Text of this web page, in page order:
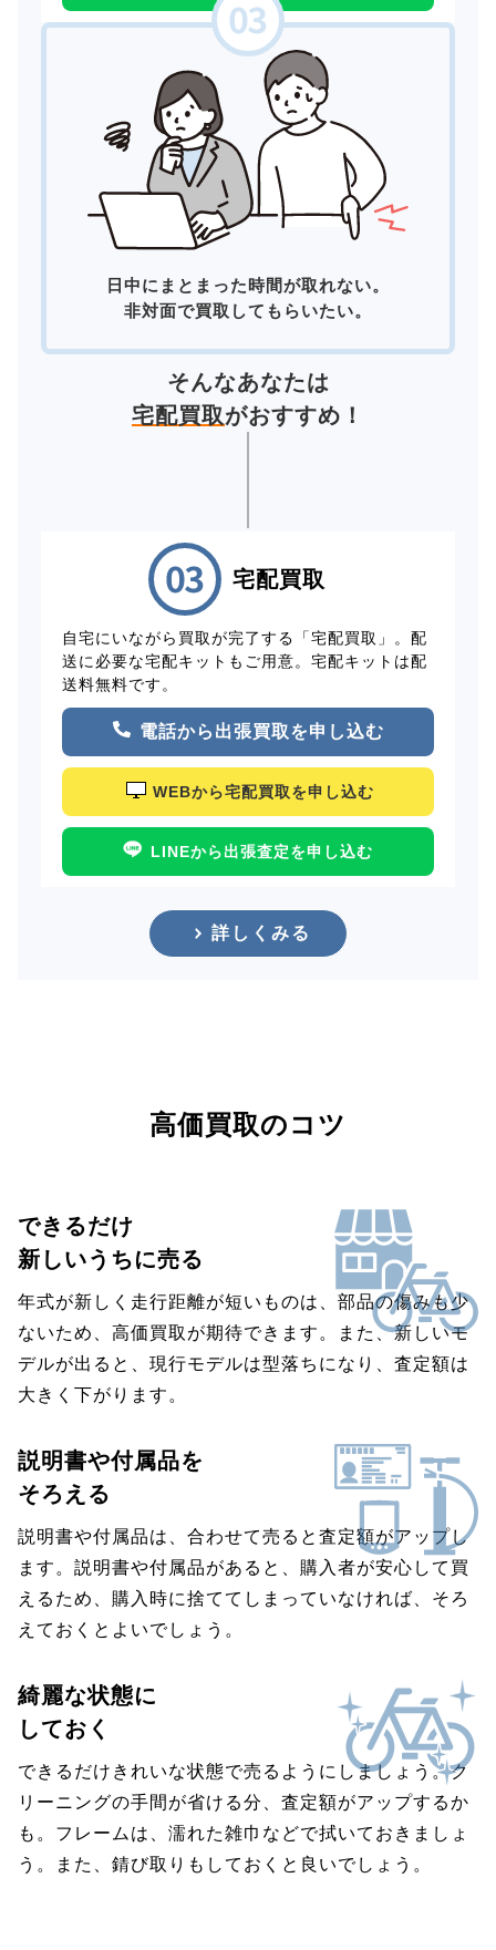
日中にまとまった時間が取れない。
非対面で買取してもらいたい。
そんなあなたは
宅配買取がおすすめ！
宅配買取
自宅にいながら買取が完了する「宅配買取」。配
送に必要な宅配キットもご用意。宅配キットは配
送料無料です。
電話から出張買取を申し込む
WEBから宅配買取を申し込む
LINEから出張査定を申し込む
詳しくみる
高価買取のコツ
できるだけ
新しいうちに売る
年式が新しく走行距離が短いものは、部品の傷みも少
ないため、高価買取が期待できます。また、新しいモ
デルが出ると、現行モデルは型落ちになり、査定額は
大きく下がります。
説明書や付属品を
そろえる
説明書や付属品は、合わせて売ると査定額がアップし
ます。説明書や付属品があると、購入者が安心して買
えるため、購入時に捨ててしまっていなければ、そろ
えておくとよいでしょう。
綺麗な状態に
しておく
できるだけきれいな状態で売るようにしましょう。ク
リーニングの手間が省ける分、査定額がアップするか
も。フレームは、濡れた雑巾などで拭いておきましょ
う。また、錆び取りもしておくと良いでしょう。